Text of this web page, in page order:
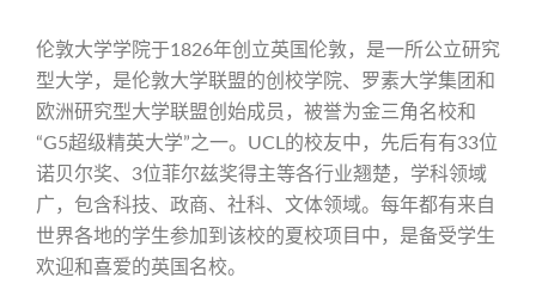
伦敦大学学院于1826年创立英国伦敦，是一所公立研究
型大学，是伦敦大学联盟的创校学院、罗素大学集团和
欧洲研究型大学联盟创始成员，被誉为金三角名校和
“G5超级精英大学”之一。UCL的校友中，先后有有33位
诺贝尔奖、3位菲尔兹奖得主等各行业翘楚，学科领域
广，包含科技、政商、社科、文体领域。每年都有来自
世界各地的学生参加到该校的夏校项目中，是备受学生
欢迎和喜爱的英国名校。